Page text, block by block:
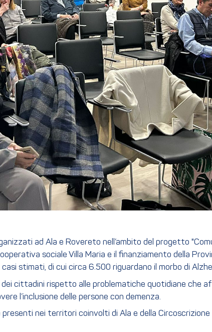
ad Ala e Rovereto nell’ambito del progetto
sociale Villa Maria e il finanziamento della
stimati, di cui circa 6.500 riguardano il morbo di
dei cittadini rispetto alle problematiche quotidiane che
l’inclusione delle persone con demenza.
nei territori coinvolti di Ala e della